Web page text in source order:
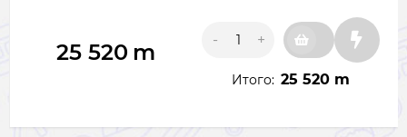
25 520 m - +
Итого: 25 520 m